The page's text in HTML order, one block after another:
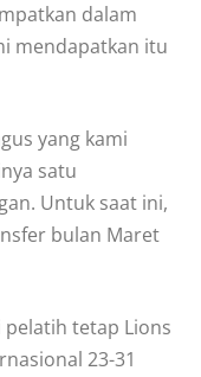
dalam
mendapatkan itu
yang kami
satu
Untuk saat ini,
bulan Maret
tetap Lions
23-31